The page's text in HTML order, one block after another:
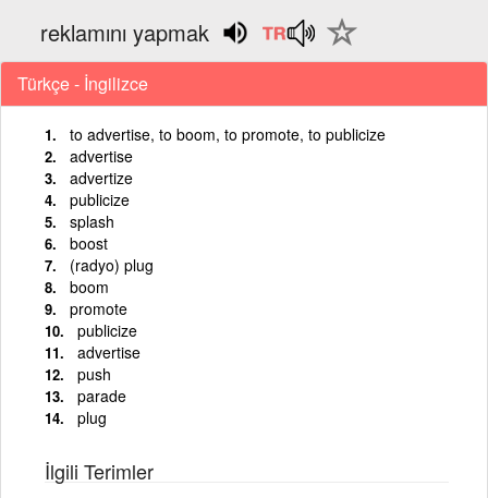
reklamını yapmak
Türkçe - İngilizce
to advertise, to boom, to promote, to publicize
advertise
advertize
publicize
splash
boost
(radyo) plug
boom
promote
publicize
advertise
push
parade
plug
İlgili Terimler